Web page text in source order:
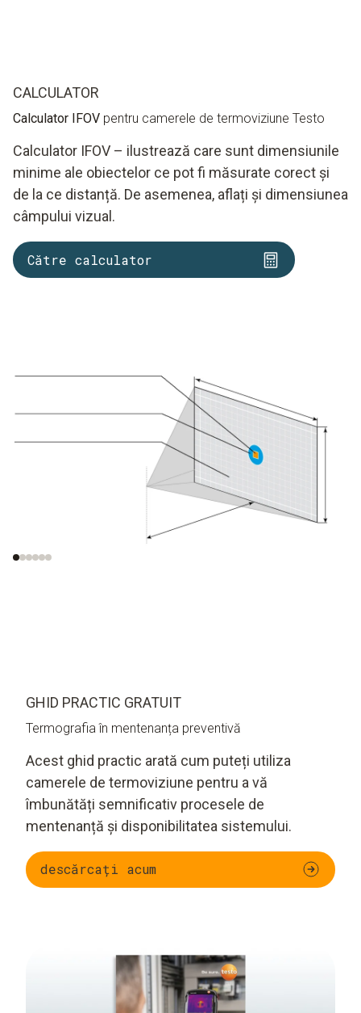
CALCULATOR
Calculator IFOV pentru camerele de termoviziune Testo
Calculator IFOV – ilustrează care sunt dimensiunile
minime ale obiectelor ce pot fi măsurate corect și
de la ce distanță. De asemenea, aflați și dimensiunea
câmpului vizual.
Către calculator
Cel mai mic obiect
recunoscut (IFOV
)
Cel mai mic obiect
măsurabil (IFOV
GHID PRACTIC GRATUIT
Termografia în mentenanța preventivă
Acest ghid practic arată cum puteți utiliza
camerele de termoviziune pentru a vă
îmbunătăți semnificativ procesele de
mentenanță și disponibilitatea sistemului.
descărcați acum